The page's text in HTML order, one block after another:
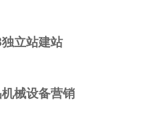
立站建站
械设备营销